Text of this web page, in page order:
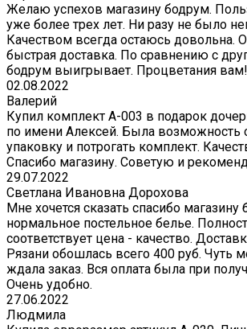
Желаю успехов магазину бодрум.
уже более трех лет. Ни разу не было
Качеством всегда остаюсь довольна.
быстрая доставка. По сравнению с
бодрум выигрывает. Процветания вам!
02.08.2022
Валерий
Купил комплект A-003 в подарок
по имени Алексей. Была возможность
упаковку и потрогать комплект.
Спасибо магазину. Советую и
29.07.2022
Светлана Ивановна Дорохова
Мне хочется сказать спасибо магазину
нормальное постельное белье.
соответствует цена - качество.
Рязани обошлась всего 400 руб. Чуть
ждала заказ. Вся оплата была при
Очень удобно.
27.06.2022
Людмила